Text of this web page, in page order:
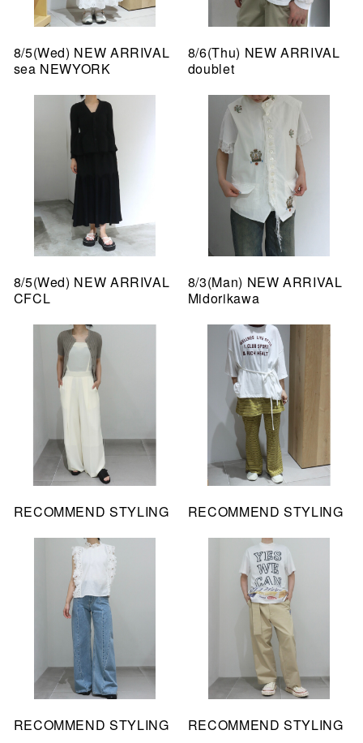
8/5(Wed) NEW ARRIVAL
sea NEWYORK
8/6(Thu) NEW ARRIVAL
doublet
8/5(Wed) NEW ARRIVAL
CFCL
8/3(Man) NEW ARRIVAL
Midorikawa
RECOMMEND STYLING RECOMMEND STYLING
RECOMMEND STYLING RECOMMEND STYLING